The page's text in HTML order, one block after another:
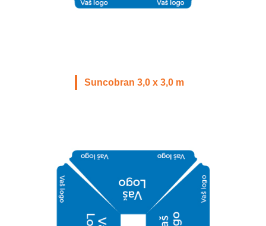
Suncobran 3,0 x 3,0 m